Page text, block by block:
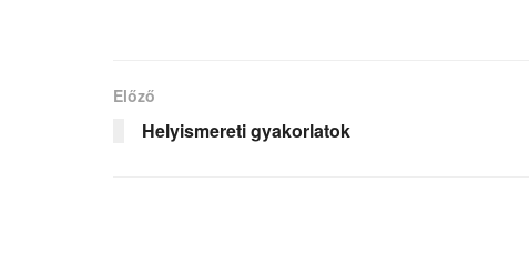
Előző
Helyismereti gyakorlatok